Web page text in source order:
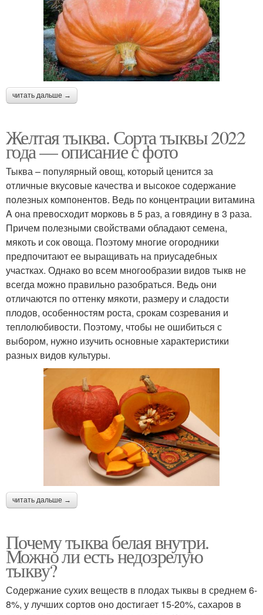
читать дальше →
Желтая тыква. Сорта тыквы 2022
года — описание с фото
Тыква – популярный овощ, который ценится за
отличные вкусовые качества и высокое содержание
полезных компонентов. Ведь по концентрации витамина
A она превосходит морковь в 5 раз, а говядину в 3 раза.
Причем полезными свойствами обладают семена,
мякоть и сок овоща. Поэтому многие огородники
предпочитают ее выращивать на приусадебных
участках. Однако во всем многообразии видов тыкв не
всегда можно правильно разобраться. Ведь они
отличаются по оттенку мякоти, размеру и сладости
плодов, особенностям роста, срокам созревания и
теплолюбивости. Поэтому, чтобы не ошибиться с
выбором, нужно изучить основные характеристики
разных видов культуры.
читать дальше →
Почему тыква белая внутри.
Можно ли есть недозрелую
тыкву?
Содержание сухих веществ в плодах тыквы в среднем 6-
8%, у лучших сортов оно достигает 15-20%, сахаров в